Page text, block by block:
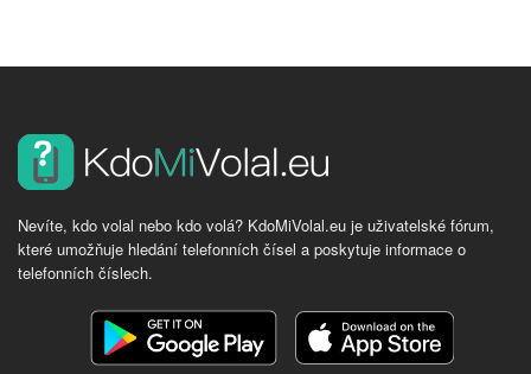
Nevíte, kdo volal nebo kdo volá? KdoMiVolal.eu je uživatelské fórum,
které umožňuje hledání telefonních čísel a poskytuje informace o
telefonních číslech.